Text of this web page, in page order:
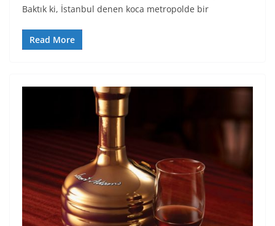
Baktık ki, İstanbul denen koca metropolde bir
Read More